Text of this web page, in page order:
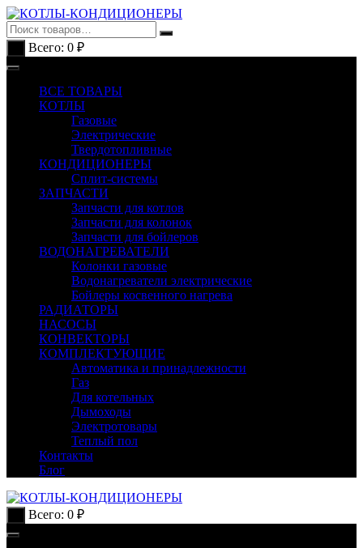
Перейти
к
содержимому
Всего: 0 ₽
ВСЕ ТОВАРЫ
КОТЛЫ
Газовые
Электрические
Твердотопливные
КОНДИЦИОНЕРЫ
Сплит-системы
ЗАПЧАСТИ
Запчасти для котлов
Запчасти для колонок
Запчасти для бойлеров
ВОДОНАГРЕВАТЕЛИ
Колонки газовые
Водонагреватели электрические
Бойлеры косвенного нагрева
РАДИАТОРЫ
НАСОСЫ
КОНВЕКТОРЫ
КОМПЛЕКТУЮЩИЕ
Автоматика и принадлежности
Газ
Для котельных
Дымоходы
Электротовары
Теплый пол
Контакты
Блог
Всего: 0 ₽